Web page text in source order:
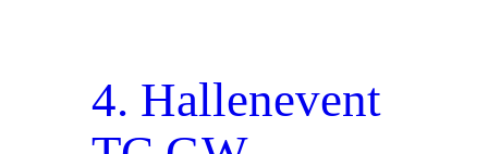
4. Hallenevent